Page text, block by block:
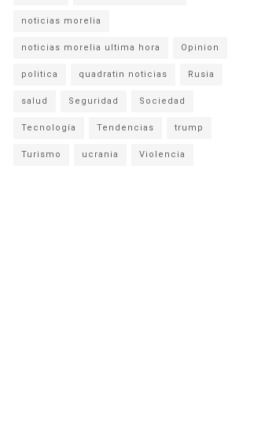
noticias morelia
noticias morelia ultima hora Opinion
politica quadratin noticias Rusia
salud Seguridad Sociedad
Tecnología Tendencias trump
Turismo ucrania Violencia